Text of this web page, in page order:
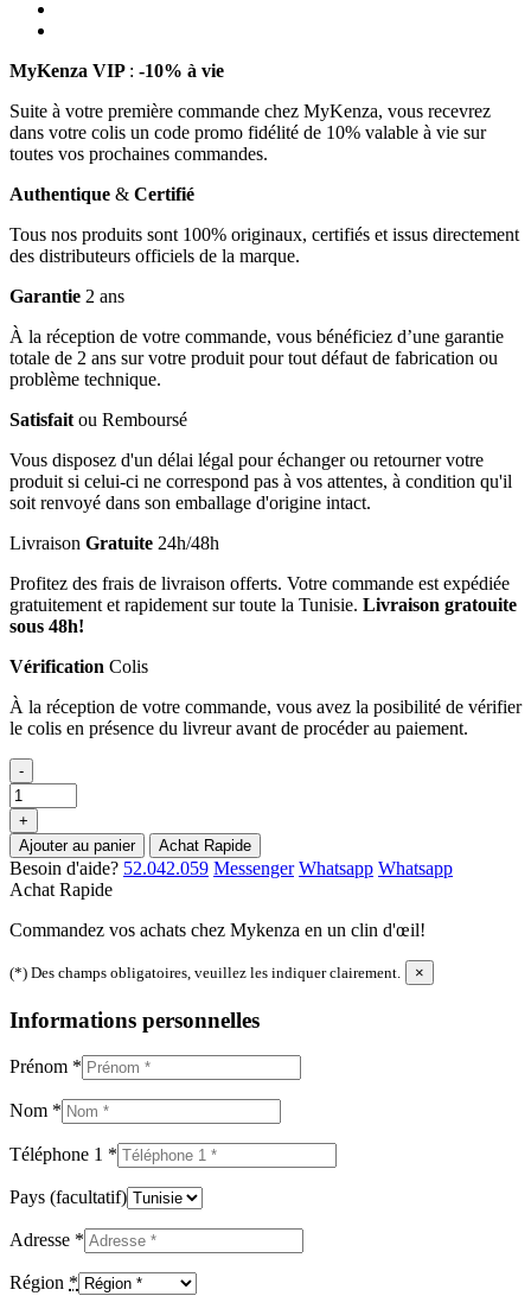
MyKenza VIP : -10% à vie
Suite à votre première commande chez MyKenza, vous recevrez
dans votre colis un code promo fidélité de 10% valable à vie sur
toutes vos prochaines commandes.
Authentique & Certifié
Tous nos produits sont 100% originaux, certifiés et issus directement
des distributeurs officiels de la marque.
Garantie 2 ans
À la réception de votre commande, vous bénéficiez d’une garantie
totale de 2 ans sur votre produit pour tout défaut de fabrication ou
problème technique.
Satisfait ou Remboursé
Vous disposez d'un délai légal pour échanger ou retourner votre
produit si celui-ci ne correspond pas à vos attentes, à condition qu'il
soit renvoyé dans son emballage d'origine intact.
Livraison Gratuite 24h/48h
Profitez des frais de livraison offerts. Votre commande est expédiée
gratuitement et rapidement sur toute la Tunisie. Livraison gratouite
sous 48h!
Vérification Colis
À la réception de votre commande, vous avez la posibilité de vérifier
le colis en présence du livreur avant de procéder au paiement.
-
+
Ajouter au panier
Achat Rapide
Besoin d'aide? 52.042.059 Messenger Whatsapp Whatsapp
Achat Rapide
Commandez vos achats chez Mykenza en un clin d'œil!
(*) Des champs obligatoires, veuillez les indiquer clairement. ×
Informations personnelles
Prénom *
Nom *
Téléphone 1 *
Pays (facultatif)
Adresse *
Région *